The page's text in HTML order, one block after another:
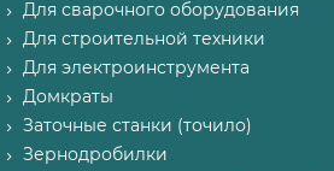
Для сварочного оборудования
Для строительной техники
Для электроинструмента
Домкраты
Заточные станки (точило)
Зернодробилки